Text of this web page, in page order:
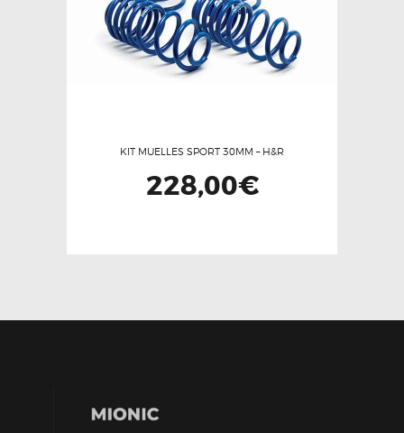
en
la
página
KIT MUELLES SPORT 30MM – H&R
228,00€